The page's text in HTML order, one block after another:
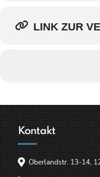
LINK ZUR
Kontakt
Oberlandstr. 13-14,